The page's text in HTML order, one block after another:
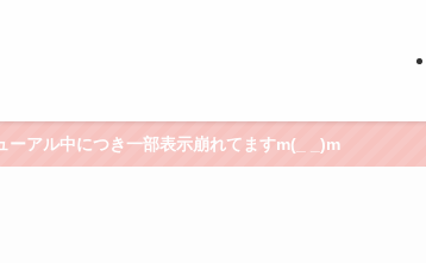
ーアル中につき一部表示崩れてますm(_ _)m